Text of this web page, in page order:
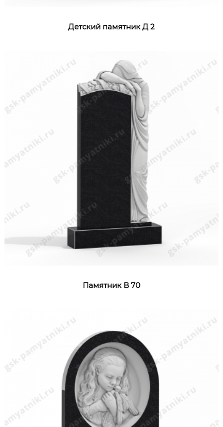
Детский памятник Д 2
Памятник В 70